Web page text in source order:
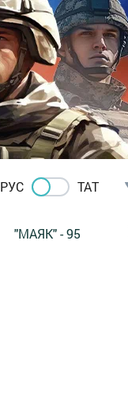
РУС ТАТ
"МАЯК" - 95